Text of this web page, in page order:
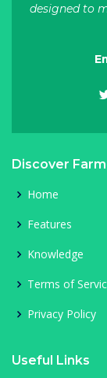
designed to
Discover
Home
Features
Knowledge
Terms of
Privacy Policy
Useful Links